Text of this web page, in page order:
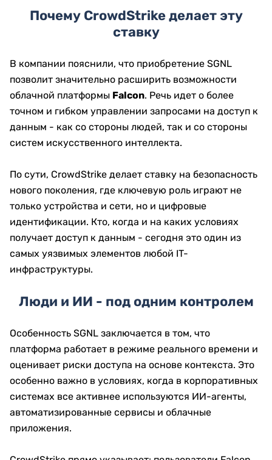
Почему CrowdStrike делает эту
ставку
В компании пояснили, что приобретение SGNL
позволит значительно расширить возможности
облачной платформы Falcon. Речь идет о более
точном и гибком управлении запросами на доступ к
данным - как со стороны людей, так и со стороны
систем искусственного интеллекта.
По сути, CrowdStrike делает ставку на безопасность
нового поколения, где ключевую роль играют не
только устройства и сети, но и цифровые
идентификации. Кто, когда и на каких условиях
получает доступ к данным - сегодня это один из
самых уязвимых элементов любой IT-
инфраструктуры.
Люди и ИИ - под одним контролем
Особенность SGNL заключается в том, что
платформа работает в режиме реального времени и
оценивает риски доступа на основе контекста. Это
особенно важно в условиях, когда в корпоративных
системах все активнее используются ИИ-агенты,
автоматизированные сервисы и облачные
приложения.